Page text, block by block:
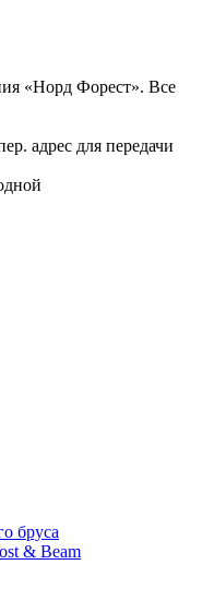
«Норд Форест». Все
адрес для передачи
бруса
& Beam